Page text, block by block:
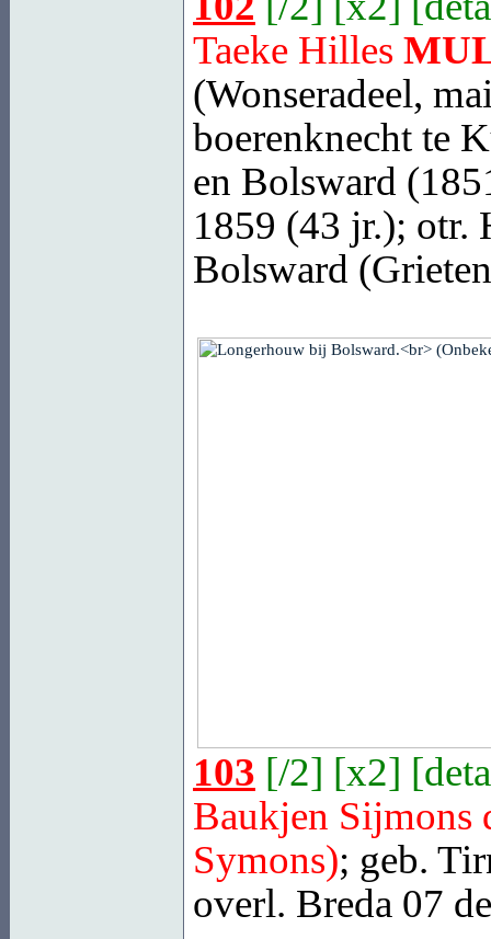
Taeke Hilles
(Wonseradeel,
boerenknecht te
en Bolsward
1859 (43 jr.); otr.
Bolsward
103 [/2] [x2] [
Baukjen Sijmons
Symons); geb.
overl. Breda 07